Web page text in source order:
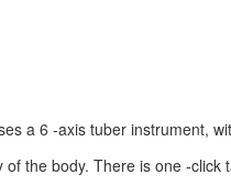
a 6 -axis tuber instrument,
the body. There is one -